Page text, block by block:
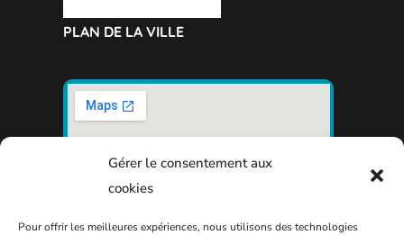
Gérer le consentement aux
cookies
Pour offrir les meilleures expériences, nous utilisons des technologies
PLAN DE LA VILLE